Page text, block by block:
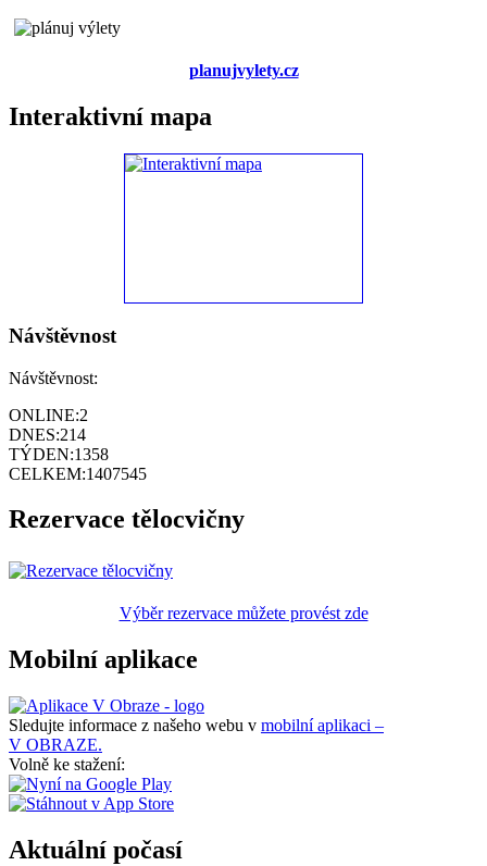
planujvylety.cz
Interaktivní mapa
Návštěvnost
Návštěvnost:
ONLINE:2
DNES:214
TÝDEN:1358
CELKEM:1407545
Rezervace tělocvičny
Výběr rezervace můžete provést zde
Mobilní aplikace
Sledujte informace z našeho webu v mobilní aplikaci –
V OBRAZE.
Volně ke stažení:
Aktuální počasí